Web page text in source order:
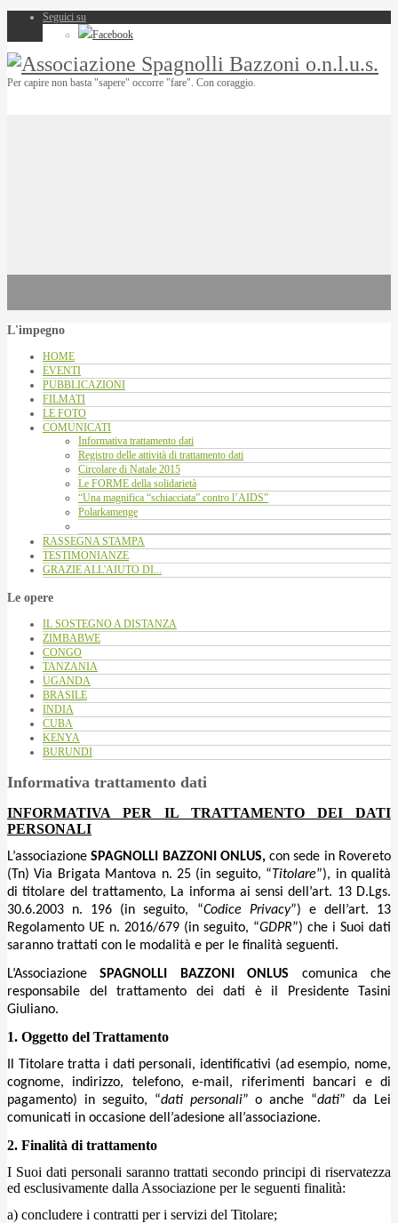
Seguici su
Facebook
Per capire non basta "sapere" occorre "fare". Con coraggio.
L'impegno
HOME
EVENTI
PUBBLICAZIONI
FILMATI
LE FOTO
COMUNICATI
Informativa trattamento dati
Registro delle attività di trattamento dati
Circolare di Natale 2015
Le FORME della solidarietà
“Una magnifica “schiacciata” contro l’AIDS”
Polarkamenge
RASSEGNA STAMPA
TESTIMONIANZE
GRAZIE ALL'AIUTO DI...
Le opere
IL SOSTEGNO A DISTANZA
ZIMBABWE
CONGO
TANZANIA
UGANDA
BRASILE
INDIA
CUBA
KENYA
BURUNDI
Informativa trattamento dati
INFORMATIVA PER IL TRATTAMENTO DEI DATI
PERSONALI
L’associazione SPAGNOLLI BAZZONI ONLUS,con sede in Rovereto
(Tn) Via Brigata Mantova n. 25 (in seguito, “Titolare”), in qualità
di titolare del trattamento, La informa ai sensi dell’art. 13 D.Lgs.
30.6.2003 n. 196 (in seguito, “Codice Privacy”) e dell’art. 13
Regolamento UE n. 2016/679 (in seguito, “GDPR”) che i Suoi dati
saranno trattati con le modalità e per le finalità seguenti.
L’AssociazioneSPAGNOLLI BAZZONI ONLUS comunica che
responsabile del trattamento dei dati è il Presidente Tasini
Giuliano.
1. Oggetto del Trattamento
Il Titolare tratta i dati personali, identificativi (ad esempio, nome,
cognome, indirizzo, telefono, e-mail, riferimenti bancari e di
pagamento) in seguito, “dati personali” o anche “dati” da Lei
comunicati in occasione dell’adesione all’associazione.
2. Finalità di trattamento
I Suoi dati personali saranno trattati secondo principi di riservatezza
ed esclusivamente dalla Associazione per le seguenti finalità:
a) concludere i contratti per i servizi del Titolare;